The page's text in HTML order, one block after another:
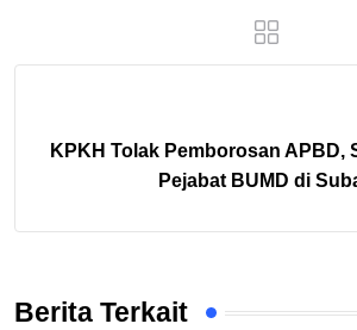
KPKH Tolak Pemborosan APBD,
Pejabat BUMD di
Berita Terkait